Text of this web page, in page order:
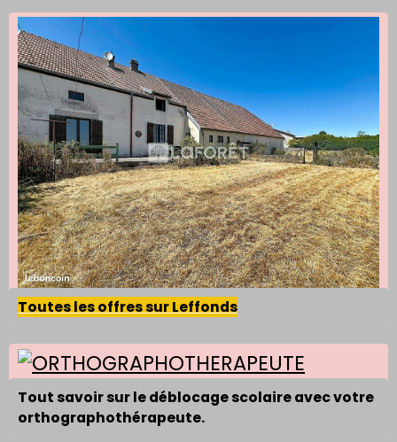
Toutes les offres sur Leffonds
Tout savoir sur le déblocage scolaire avec votre
orthographothérapeute.